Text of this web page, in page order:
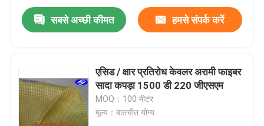
सबसे अच्छी कीमत हमसे संपर्क करें
एसिड / क्षार प्रतिरोध केवलर अरामी फाइबर
सादा कपड़ा 1500 डी 220 जीएसएम
MOQ：100 मीटर
मूल्य：बातचीत योग्य